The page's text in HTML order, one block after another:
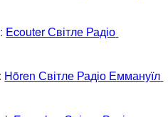
Ecouter Світле Радіо
Hören Світле Радіо Еммануїл